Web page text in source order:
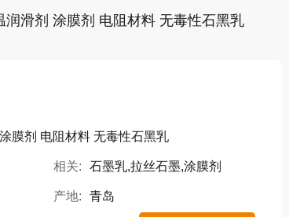
滑剂 涂膜剂 电阻材料 无毒性石黑乳
膜剂 电阻材料 无毒性石黑乳
相关: 石墨乳,拉丝石墨,涂膜剂
产地: 青岛